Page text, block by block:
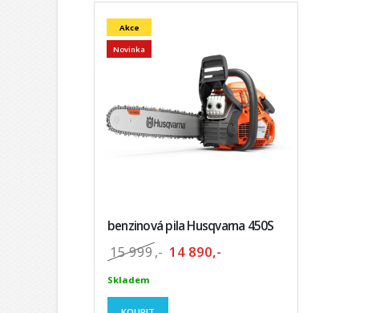
Akce
Novinka
benzinová pila Husqvarna 450S
15 999 ,- 14 890,-
Skladem